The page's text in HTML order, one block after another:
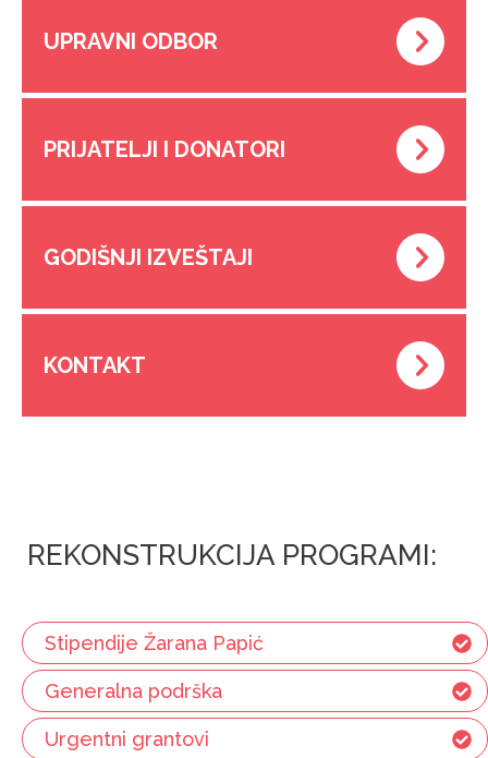
UPRAVNI ODBOR
PRIJATELJI I DONATORI
GODIŠNJI IZVEŠTAJI
KONTAKT
REKONSTRUKCIJA PROGRAMI:
Stipendije Žarana Papić
Generalna podrška
Urgentni grantovi